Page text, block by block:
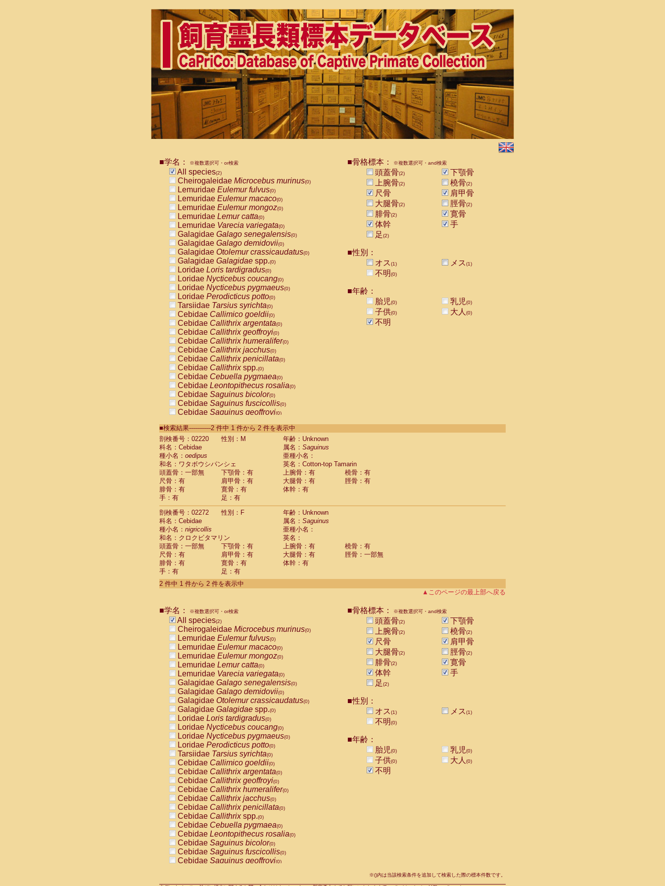
■学名： ※複数選択可・or検索
All species(2)
Cheirogaleidae Microcebus murinus(0)
Lemuridae Eulemur fulvus(0)
Lemuridae Eulemur macaco(0)
Lemuridae Eulemur mongoz(0)
Lemuridae Lemur catta(0)
Lemuridae Varecia variegata(0)
Galagidae Galago senegalensis(0)
Galagidae Galago demidovii(0)
Galagidae Otolemur crassicaudatus(0)
Galagidae Galagidae spp.(0)
Loridae Loris tardigradus(0)
Loridae Nycticebus coucang(0)
Loridae Nycticebus pygmaeus(0)
Loridae Perodicticus potto(0)
Tarsiidae Tarsius syrichta(0)
Cebidae Callimico goeldii(0)
Cebidae Callithrix argentata(0)
Cebidae Callithrix geoffroyi(0)
Cebidae Callithrix humeralifer(0)
Cebidae Callithrix jacchus(0)
Cebidae Callithrix penicillata(0)
Cebidae Callithrixspp.(0)
Cebidae Cebuella pygmaea(0)
Cebidae Leontopithecus rosalia(0)
Cebidae Saguinus bicolor(0)
Cebidae Saguinus fuscicollis(0)
Cebidae Saguinus geoffroyi(0)
CebidaeSaguinus labiatus(0)
Cebidae Saguinus leucopus (0)
Cebidae
Cebidae
CebidaeSaguinus nigricollis (1)
Cebidae Saguinus oedipus
Cebidae Saguinus weddelli
Cebidae Saguinusspp.
Cebidae Aotus trivirgatus
Cebidae Cebus albifrons
Cebidae
CebidaeCebus capucinus
CebidaeCebus nigrivittatus
Cebidae Cebusspp.(0)
Cebidae Saimiri boliviensis
Cebidae Saimiri sciureus
Atelidae Alouatta caraya
AtelidaeAlouatta fusca
AtelidaeAlouatta seniculus
AtelidaeAteles belzebuth
AtelidaeAteles geoffroyi
AtelidaeAteles paniscus(0)
AtelidaeAtelesspp. (0)
AtelidaeLagothrix lagothricha
AtelidaeLagothrix lagothricha cana
PitheciidaeCacajao calvus rubicundus
PitheciidaeCallicebus cupreus
PitheciidaeCallicebus donacophilus
PitheciidaeCallicebus moloch
PitheciidaeCallicebus torquatus(0)
PitheciidaeCallicebusspp.
PitheciidaeChiropotes satanas
PitheciidaePithecia monachus
PitheciidaePithecia pithecia (0)
CercopithecidaeCercocebus agilis
CercopithecidaeCercocebus galeritus chrysogaster
CercopithecidaeCercocebus torquatus atys
CercopithecidaeCercocebus torquatus lunulatus
CercopithecidaeCercocebus torquatus torquatus
CercopithecidaeCercocebushybrid
CercopithecidaeCercocebusspp.
CercopithecidaeLophocebus albigena
CercopithecidaePapio anubis
CercopithecidaePapio cynocephalus
CercopithecidaePapio hamadryas
CercopithecidaePapio papio
CercopithecidaePapiospp.(0)
CercopithecidaeMandrillus leucophaeus
CercopithecidaeMandrillus sphinx
CercopithecidaeMacaca arctoides(0)
■骨格標本： ※複数選択可・and検索
頭蓋骨(2)
下顎骨
上腕骨(2) 橈骨(2)
尺骨
肩甲骨
大腿骨(2) 脛骨(2)
腓骨(2)
寛骨
体幹
手
足(2)
■性別：
オス(1) メス(1)
不明(0)
■年齢：
胎児(0) 乳児(0)
子供(0) 大人 (0)
不明
■検索結果-----------2 件中 1 件から 2 件を表示中
剖検番号：02220
性別：M
年齢：Unknown
科名：Cebidae
属名： Saguinus
種小名： oedipus
亜種小名：
和名：ワタボウシパンシェ
英名：Cotton-top Tamarin
頭蓋骨：一部無
下顎骨：有 上腕骨：有
橈骨：有
尺骨：有
肩甲骨：有 大腿骨：有
脛骨：有
腓骨：有
寛骨：有
体幹：有
手：有
足：有
剖検番号：02272
性別：F
年齢：Unknown
科名：Cebidae
属名： Saguinus
種小名： nigricollis
亜種小名：
和名：クロクビタマリン
英名：
頭蓋骨：一部無
下顎骨：有 上腕骨：有
橈骨：有
尺骨：有
肩甲骨：有 大腿骨：有
脛骨：一部無
腓骨：有
寛骨：有
体幹：有
手：有
足：有
2 件中 1 件から 2 件を表示中
▲このページの最上部へ戻る
■学名： ※複数選択可・or検索
All species(2)
Cheirogaleidae Microcebus murinus(0)
Lemuridae Eulemur fulvus(0)
Lemuridae Eulemur macaco(0)
Lemuridae Eulemur mongoz(0)
Lemuridae Lemur catta(0)
Lemuridae Varecia variegata(0)
Galagidae Galago senegalensis(0)
Galagidae Galago demidovii(0)
Galagidae Otolemur crassicaudatus(0)
Galagidae Galagidae spp.(0)
Loridae Loris tardigradus(0)
Loridae Nycticebus coucang(0)
Loridae Nycticebus pygmaeus(0)
Loridae Perodicticus potto(0)
Tarsiidae Tarsius syrichta(0)
Cebidae Callimico goeldii(0)
Cebidae Callithrix argentata(0)
Cebidae Callithrix geoffroyi(0)
Cebidae Callithrix humeralifer(0)
Cebidae Callithrix jacchus(0)
Cebidae Callithrix penicillata(0)
Cebidae Callithrixspp.(0)
Cebidae Cebuella pygmaea(0)
Cebidae Leontopithecus rosalia(0)
Cebidae Saguinus bicolor(0)
Cebidae Saguinus fuscicollis(0)
Cebidae Saguinus geoffroyi(0)
■骨格標本： ※複数選択可・and検索
頭蓋骨(2)
下顎骨
上腕骨(2) 橈骨(2)
尺骨
肩甲骨
大腿骨(2) 脛骨(2)
腓骨(2)
寛骨
体幹
手
足(2)
■性別：
オス(1) メス(1)
不明(0)
■年齢：
胎児(0) 乳児(0)
子供(0) 大人 (0)
不明
※()内は当該検索条件を追加して検索した際の標本件数です。